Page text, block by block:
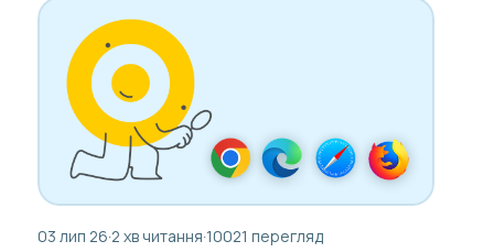
03 лип 26·2 хв читання·10021 перегляд